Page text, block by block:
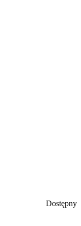
Dostępny